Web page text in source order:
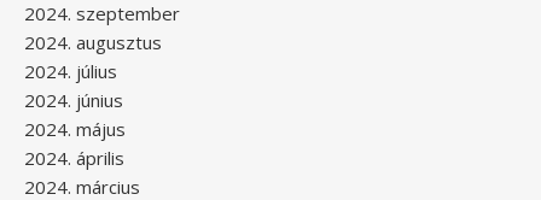
2024. szeptember
2024. augusztus
2024. július
2024. június
2024. május
2024. április
2024. március